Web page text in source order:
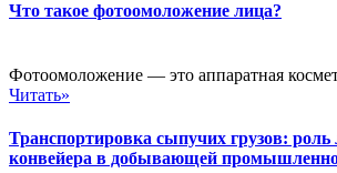
Что такое фотоомоложение лица?
Фотоомоложение — это аппаратная
Читать»
Транспортировка сыпучих грузов: роль
конвейера в добывающей